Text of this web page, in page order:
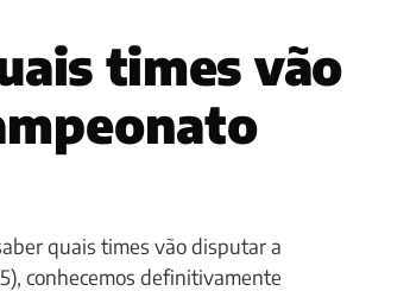
times vão
quais times vão disputar a
conhecemos definitivamente